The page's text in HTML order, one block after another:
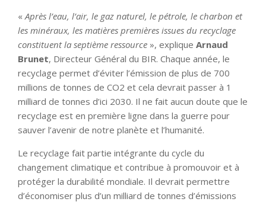
«Après l’eau, l’air, le gaz naturel, le pétrole, le charbon et
les minéraux, les matières premières issues du recyclage
constituent la septième ressource », explique Arnaud
Brunet, Directeur Général du BIR. Chaque année, le
recyclage permet d’éviter l’émission de plus de 700
millions de tonnes de CO2 et cela devrait passer à 1
milliard de tonnes d’ici 2030. Il ne fait aucun doute que le
recyclage est en première ligne dans la guerre pour
sauver l’avenir de notre planète et l’humanité.
Le recyclage fait partie intégrante du cycle du
changement climatique et contribue à promouvoir et à
protéger la durabilité mondiale. Il devrait permettre
d’économiser plus d’un milliard de tonnes d’émissions